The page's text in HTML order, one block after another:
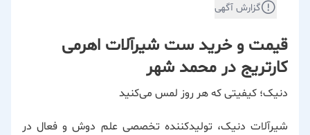
گزارش آگهی
قیمت و خرید ست شیرآلات اهرمی
کارتریج در محمد شهر
دنیک؛ کیفیتی که هر روز لمس می‌کنید
شیرآلات دنیک، تولیدکننده تخصصی علم دوش و فعال در